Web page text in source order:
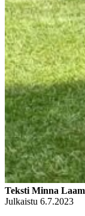
Teksti Minna
Julkaistu 6.7.2023